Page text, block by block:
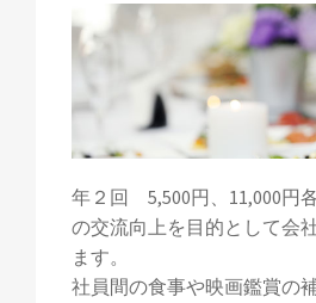
年２回 5,500円、11,000円
の交流向上を目的として会
ます。
社員間の食事や映画鑑賞の